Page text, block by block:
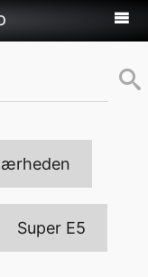
Super E5